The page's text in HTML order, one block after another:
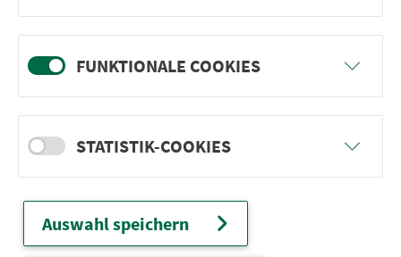
Team-Plätzen für eine Abenteuer-Rallye!
weiter
Nürn­berg
22.000 Qua­drat­ki­lo­me­ter. 130 Ver­kehrs­un­
FUNKTIONALE COOKIES
STATISTIK-COOKIES
Auswahl speichern